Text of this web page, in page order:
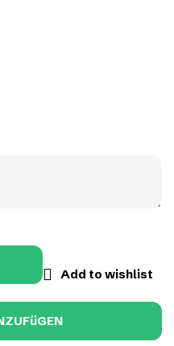
Add to wishlist